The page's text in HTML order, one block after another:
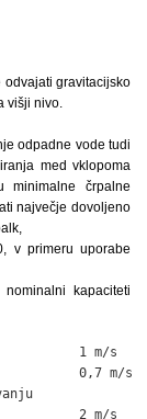
odvajati gravitacijsko
višji nivo.
odpadne vode tudi
med vklopoma
črpalne
največje dovoljeno
v primeru uporabe
kapaciteti
1 m/s
0,7 m/s
2 m/s